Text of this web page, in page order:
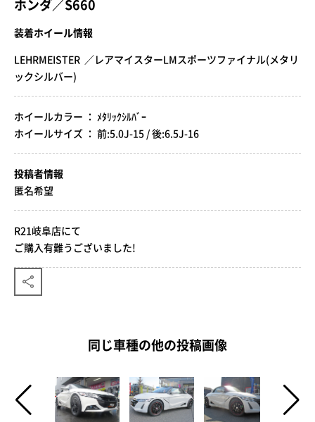
ホンダ／S660
装着ホイール情報
LEHRMEISTER ／レアマイスターLMスポーツファイナル(メタリ
ックシルバー)
ホイールカラー ： ﾒﾀﾘｯｸｼﾙﾊﾞｰ
ホイールサイズ ： 前:5.0J-15 / 後:6.5J-16
投稿者情報
匿名希望
R21岐阜店にて
ご購入有難うございました!
同じ車種の他の投稿画像